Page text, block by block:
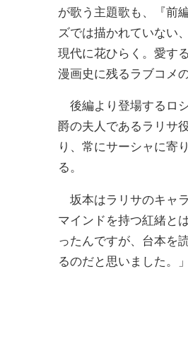
が歌う主題歌も、『前
ズでは描かれていない
現代に花ひらく。愛す
漫画史に残るラブコメ
後編より登場するロ
爵の夫人であるラリサ
り、常にサーシャに寄
る。
坂本はラリサのキャ
マインドを持つ紅緒と
ったんですが、台本を
るのだと思いました。